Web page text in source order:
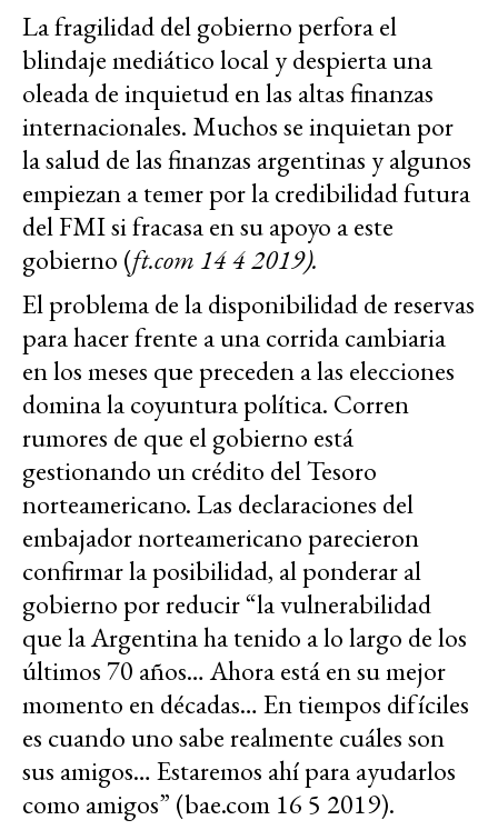
La fragilidad del gobierno perfora el
blindaje mediático local y despierta una
oleada de inquietud en las altas finanzas
internacionales. Muchos se inquietan por
la salud de las finanzas argentinas y algunos
empiezan a temer por la credibilidad futura
del FMI si fracasa en su apoyo a este
gobierno (ft.com 14 4 2019).
El problema de la disponibilidad de reservas
para hacer frente a una corrida cambiaria
en los meses que preceden a las elecciones
domina la coyuntura política. Corren
rumores de que el gobierno está
gestionando un crédito del Tesoro
norteamericano. Las declaraciones del
embajador norteamericano parecieron
confirmar la posibilidad, al ponderar al
gobierno por reducir “la vulnerabilidad
que la Argentina ha tenido a lo largo de los
últimos 70 años… Ahora está en su mejor
momento en décadas… En tiempos difíciles
es cuando uno sabe realmente cuáles son
sus amigos… Estaremos ahí para ayudarlos
como amigos” (bae.com 16 5 2019).